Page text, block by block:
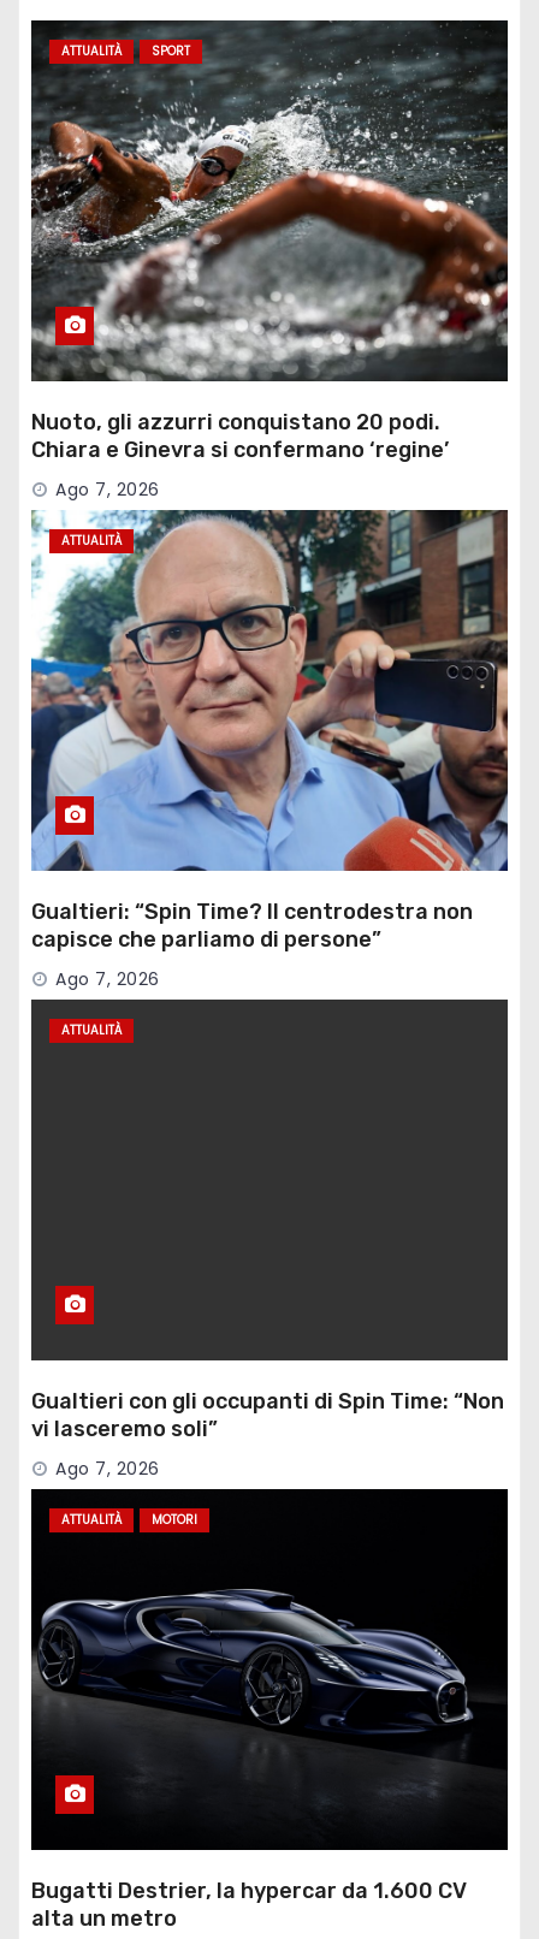
ATTUALITÀ SPORT
Nuoto, gli azzurri conquistano 20 podi.
Chiara e Ginevra si confermano ‘regine’
Ago 7, 2026
ATTUALITÀ
Gualtieri: “Spin Time? Il centrodestra non
capisce che parliamo di persone”
Ago 7, 2026
ATTUALITÀ
Gualtieri con gli occupanti di Spin Time: “Non
vi lasceremo soli”
Ago 7, 2026
ATTUALITÀ MOTORI
Bugatti Destrier, la hypercar da 1.600 CV
alta un metro